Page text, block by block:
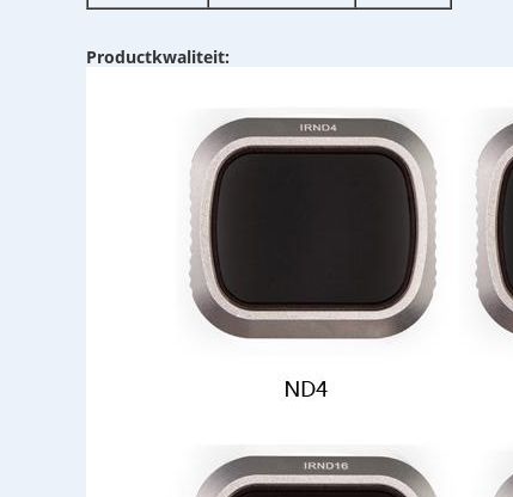
Productkwaliteit: